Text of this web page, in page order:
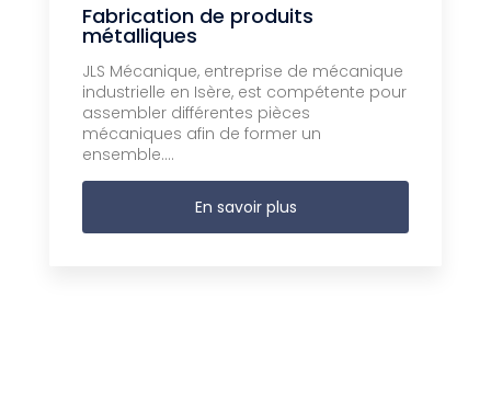
Fabrication de produits
métalliques
JLS Mécanique, entreprise de mécanique
industrielle en Isère, est compétente pour
assembler différentes pièces
mécaniques afin de former un
ensemble....
En savoir plus